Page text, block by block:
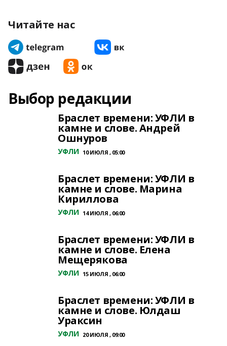
Читайте нас
Выбор редакции
Браслет времени: УФЛИ в
камне и слове. Андрей
Ошнуров
УФЛИ 10 ИЮЛЯ , 05:00
Браслет времени: УФЛИ в
камне и слове. Марина
Кириллова
УФЛИ 14 ИЮЛЯ , 06:00
Браслет времени: УФЛИ в
камне и слове. Елена
Мещерякова
УФЛИ 15 ИЮЛЯ , 06:00
Браслет времени: УФЛИ в
камне и слове. Юлдаш
Ураксин
УФЛИ 20 ИЮЛЯ , 09:00